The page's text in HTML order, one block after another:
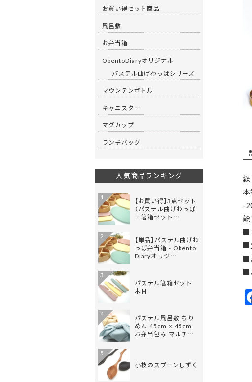
繰
本
-
能
■
■
■
■
お買い得セット商品
風呂敷
お弁当箱
ObentoDiaryオリジナル
パステル曲げわっぱシリーズ
マウンテンボトル
キャニスター
マグカップ
ランチバッグ
人気商品ランキング
【お買い得】3点セット
（パステル曲げわっぱ
＋箸箱セット…
1
【単品】パステル曲げわ
っぱ弁当箱 - Obento
Diaryオリジ…
2
パステル箸箱セット
木目
3
パステル風呂敷 ちり
めん 45cm × 45cm
お弁当包み マルチ…
4
小枝のスプーンしずく
5